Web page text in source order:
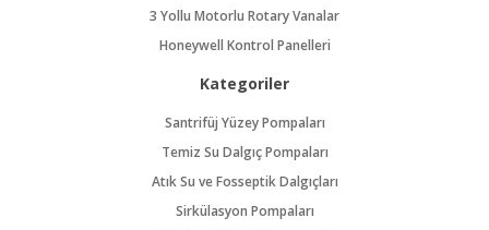
3 Yollu Motorlu Rotary Vanalar
Honeywell Kontrol Panelleri
Kategoriler
Santrifüj Yüzey Pompaları
Temiz Su Dalgıç Pompaları
Atık Su ve Fosseptik Dalgıçları
Sirkülasyon Pompaları